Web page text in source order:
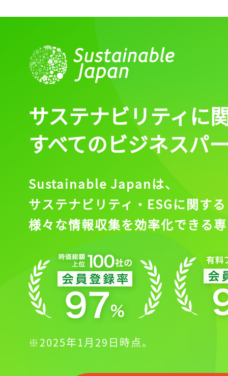
サステナビリティに
すべてのビジネスパ
Sustainable Japanは、
サステナビリティ・ESGに関する
様々な情報収集を効率化できる
※2025年1月29日時点。